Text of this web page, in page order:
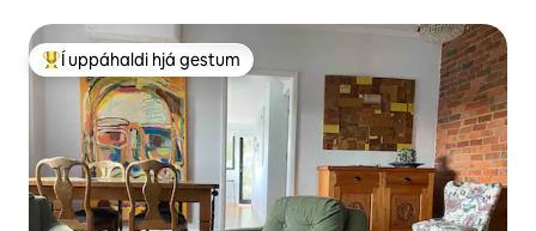
Í mestu uppáhaldi hjá gestum
Í uppáhaldi hjá gestum